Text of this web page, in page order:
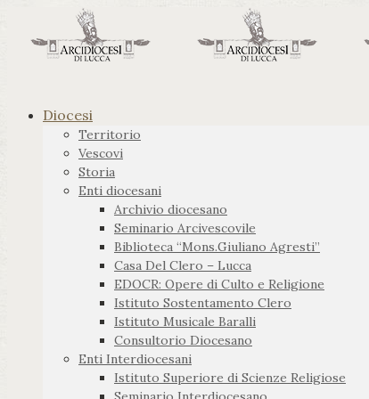
Diocesi
Territorio
Vescovi
Storia
Enti diocesani
Archivio diocesano
Seminario Arcivescovile
Biblioteca “Mons.Giuliano Agresti”
Casa Del Clero – Lucca
EDOCR: Opere di Culto e Religione
Istituto Sostentamento Clero
Istituto Musicale Baralli
Consultorio Diocesano
Enti Interdiocesani
Istituto Superiore di Scienze Religiose